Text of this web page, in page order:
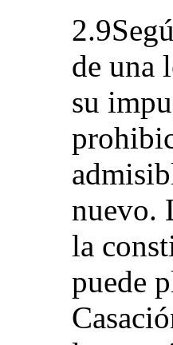
de una
su
nuevo.
la
puede